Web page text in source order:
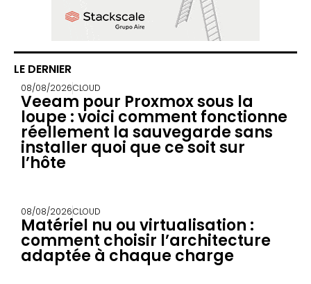
LE DERNIER
08/08/2026CLOUD
Veeam pour Proxmox sous la
loupe : voici comment fonctionne
réellement la sauvegarde sans
installer quoi que ce soit sur
l’hôte
08/08/2026CLOUD
Matériel nu ou virtualisation :
comment choisir l’architecture
adaptée à chaque charge